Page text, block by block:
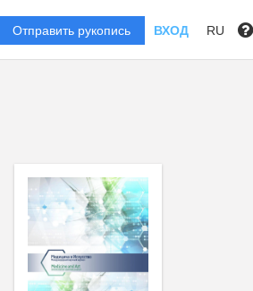
Отправить рукопись ВХОД RU